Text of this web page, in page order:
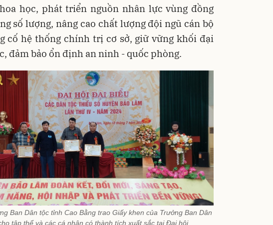
học, phát triển nguồn nhân lực vùng đồng
số lượng, nâng cao chất lượng đội ngũ cán bộ
cố hệ thống chính trị cơ sở, giữ vững khối đại
đảm bảo ổn định an ninh - quốc phòng.
Ban Dân tộc tỉnh Cao Bằng trao Giấy khen của Trưởng Ban Dân
tập thể và các cá nhân có thành tích xuất sắc tại Đại hội